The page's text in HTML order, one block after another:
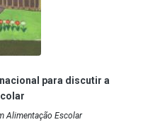
para discutir a
Alimentação Escolar